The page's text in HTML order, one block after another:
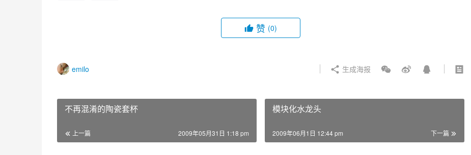
赞 (0)
emilo 生成海报
不再混淆的陶瓷套杯
上一篇 2009年05月31日 1:18 pm
模块化水龙头
下一篇
2009年06月1日 12:44 pm